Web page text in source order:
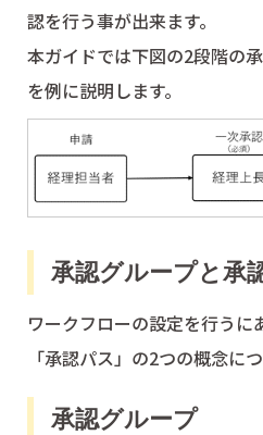
認を行う事が出来ます。
本ガイドでは下図の2段階の
を例に説明します。
承認グループと承
ワークフローの設定を行うに
「承認パス」の2つの概念に
承認グループ